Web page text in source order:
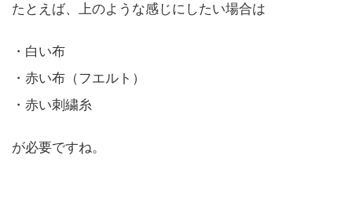
たとえば、上のような感じにしたい場合は
・白い布
・赤い布（フエルト）
・赤い刺繍糸
が必要ですね。